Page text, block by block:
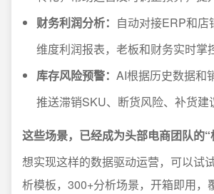
财务利润分析： 自动对接ERP和店
维度利润报表，老板和财务实时掌
库存风险预警： AI根据历史数据和
推送滞销SKU、断货风险、补货建
这些场景，已经成为头部电商团队的“
想实现这样的数据驱动运营，可以试
析模板，300+分析场景，开箱即用，